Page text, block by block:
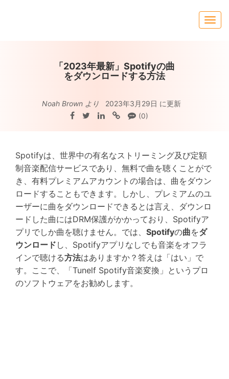
「2023年最新」Spotifyの曲
をダウンロードする方法
Noah Brown より 2023年3月29日 に更新
(0)
Spotifyは、世界中の有名なストリーミング及び定額
制音楽配信サービスであり、無料で曲を聴くことがで
き、有料プレミアムアカウントの場合は、曲をダウン
ロードすることもできます。しかし、プレミアムのユ
ーザーに曲をダウンロードできるとは言え、ダウンロ
ードした曲にはDRM保護がかかっており、Spotifyア
プリでしか曲を聴けません。では、 Spotifyの曲をダ
ウンロード し、Spotifyアプリなしでも音楽をオフラ
インで聴ける方法はありますか？答えは「はい」で
す。ここで、「Tunelf Spotify音楽変換」というプロ
のソフトウェアをお勧めします。